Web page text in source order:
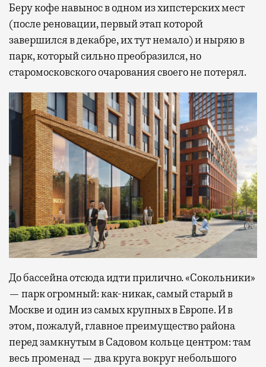
Беру кофе навынос в одном из хипстерских мест
(после реновации, первый этап которой
завершился в декабре, их тут немало) и ныряю в
парк, который сильно преобразился, но
старомосковского очарования своего не потерял.
До бассейна отсюда идти прилично. «Сокольники»
— парк огромный: как-никак, самый старый в
Москве и один из самых крупных в Европе. И в
этом, пожалуй, главное преимущество района
перед замкнутым в Садовом кольце центром: там
весь променад — два круга вокруг небольшого